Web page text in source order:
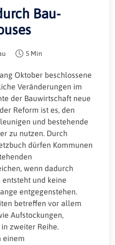
Bau-
5 Min
Oktober beschlossene
Veränderungen im
der Bauwirtschaft neue
Reform ist es, den
und bestehende
zu nutzen. Durch
dürfen Kommunen
wenn dadurch
und keine
entgegenstehen.
betreffen vor allem
Aufstockungen,
zweiter Reihe.
einem